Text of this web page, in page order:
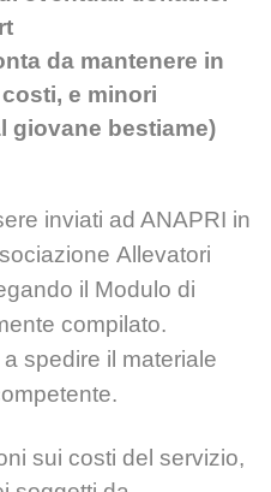
da mantenere in
e minori
giovane bestiame)
inviati ad ANAPRI in
Allevatori
il Modulo di
compilato.
spedire il materiale
sui costi del servizio,